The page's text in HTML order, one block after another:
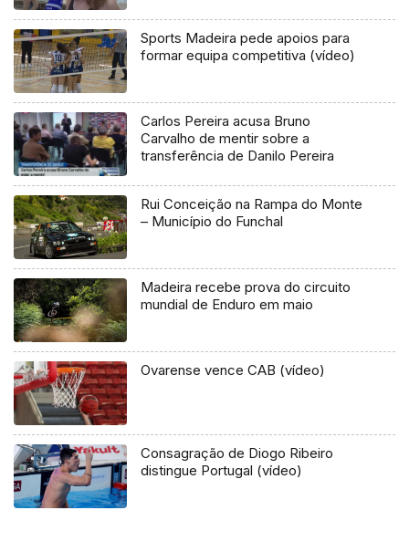
Sports Madeira pede apoios para
formar equipa competitiva (vídeo)
Carlos Pereira acusa Bruno
Carvalho de mentir sobre a
transferência de Danilo Pereira
Rui Conceição na Rampa do Monte
– Município do Funchal
Madeira recebe prova do circuito
mundial de Enduro em maio
Ovarense vence CAB (vídeo)
Consagração de Diogo Ribeiro
distingue Portugal (vídeo)